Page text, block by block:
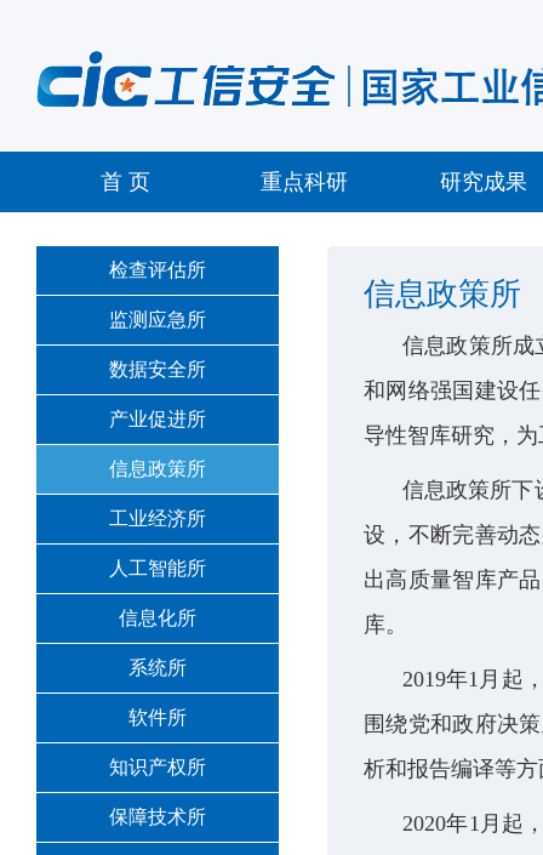
首 页 重点科研 研究成果
检查评估所
监测应急所
数据安全所
产业促进所
信息政策所
工业经济所
人工智能所
信息化所
系统所
软件所
知识产权所
保障技术所
信息政策所
信息政策所成
和网络强国建设
导性智库研究，
信息政策所下
设，不断完善动
出高质量智库产
库。
2019年1 月起
围绕党和政府决
析和报告编译等
2020年1 月起